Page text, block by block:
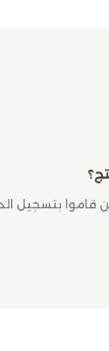
قاموا بتسجيل